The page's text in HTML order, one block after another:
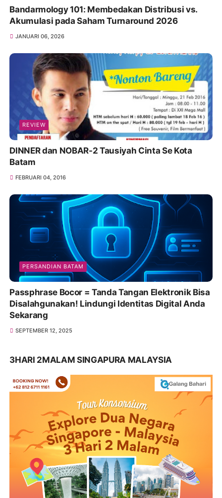
Bandarmology 101: Membedakan Distribusi vs.
Akumulasi pada Saham Turnaround 2026
JANUARI 06, 2026
REVIEW
DINNER dan NOBAR-2 Tausiyah Cinta Se Kota
Batam
FEBRUARI 04, 2016
PERSANDIAN BATAM
Passphrase Bocor = Tanda Tangan Elektronik Bisa
Disalahgunakan! Lindungi Identitas Digital Anda
Sekarang
SEPTEMBER 12, 2025
3HARI 2MALAM SINGAPURA MALAYSIA